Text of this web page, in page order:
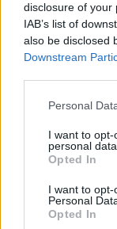
disclosure of your
IAB’s list of
also be disclosed
Downstream
Personal
I want to
personal data.
Opted In
I want to
Personal
Opted In
sausuma